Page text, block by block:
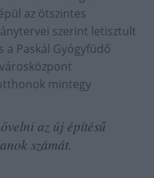
az ötszintes
szerint letisztult
a Paskál Gyógyfüdő
mintegy
az új építésű
számát.